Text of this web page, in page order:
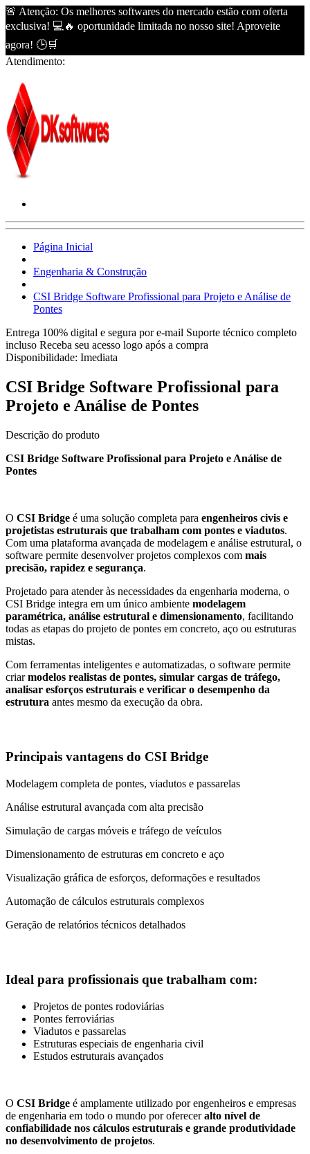
🚨 Atenção: Os melhores softwares do mercado estão com oferta
exclusiva! 💻🔥 oportunidade limitada no nosso site! Aproveite
agora! 🕒🛒
Atendimento:
Página Inicial
Engenharia & Construção
CSI Bridge Software Profissional para Projeto e Análise de
Pontes
Entrega 100% digital e segura por e-mail Suporte técnico completo
incluso Receba seu acesso logo após a compra
Disponibilidade: Imediata
CSI Bridge Software Profissional para
Projeto e Análise de Pontes
Descrição do produto
CSI Bridge Software Profissional para Projeto e Análise de
Pontes
O CSI Bridge é uma solução completa para engenheiros civis e
projetistas estruturais que trabalham com pontes e viadutos.
Com uma plataforma avançada de modelagem e análise estrutural, o
software permite desenvolver projetos complexos com mais
precisão, rapidez e segurança.
Projetado para atender às necessidades da engenharia moderna, o
CSI Bridge integra em um único ambiente modelagem
paramétrica, análise estrutural e dimensionamento, facilitando
todas as etapas do projeto de pontes em concreto, aço ou estruturas
mistas.
Com ferramentas inteligentes e automatizadas, o software permite
criarmodelos realistas de pontes, simular cargas de tráfego,
analisar esforços estruturais e verificar o desempenho da
estrutura antes mesmo da execução da obra.
Principais vantagens do CSI Bridge
Modelagem completa de pontes, viadutos e passarelas
Análise estrutural avançada com alta precisão
Simulação de cargas móveis e tráfego de veículos
Dimensionamento de estruturas em concreto e aço
Visualização gráfica de esforços, deformações e resultados
Automação de cálculos estruturais complexos
Geração de relatórios técnicos detalhados
Ideal para profissionais que trabalham com:
Projetos de pontes rodoviárias
Pontes ferroviárias
Viadutos e passarelas
Estruturas especiais de engenharia civil
Estudos estruturais avançados
O CSI Bridge é amplamente utilizado por engenheiros e empresas
de engenharia em todo o mundo por ofereceralto nível de
confiabilidade nos cálculos estruturais e grande produtividade
no desenvolvimento de projetos.